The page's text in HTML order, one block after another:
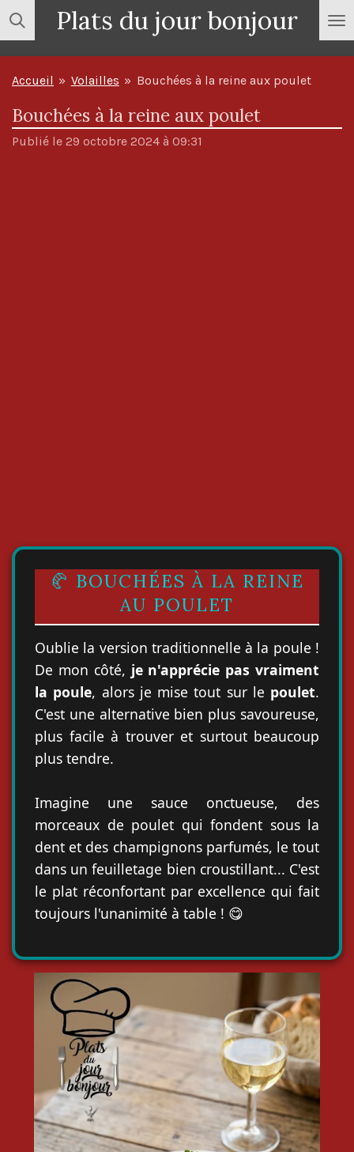
Passer
au
contenu
principal
Plats du jour bonjour
Accueil » Volailles » Bouchées à la reine aux poulet
Bouchées à la reine aux poulet
Publié le 29 octobre 2024 à 09:31
🥐 BOUCHÉES À LA REINE
AU POULET
Oublie la version traditionnelle à la poule !
De mon côté, je n'apprécie pas vraiment
la poule, alors je mise tout sur le poulet.
C'est une alternative bien plus savoureuse,
plus facile à trouver et surtout beaucoup
plus tendre.
Imagine une sauce onctueuse, des
morceaux de poulet qui fondent sous la
dent et des champignons parfumés, le tout
dans un feuilletage bien croustillant... C'est
le plat réconfortant par excellence qui fait
toujours l'unanimité à table ! 😋